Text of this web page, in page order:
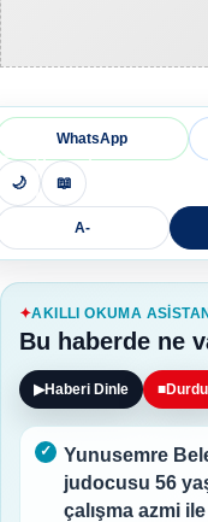
WhatsApp
🌙 📖
A-
AKILLI OKUMA
Bu haberde ne
▶Haberi Dinle ■
Yunusemre
judocusu 56
çalışma azmi